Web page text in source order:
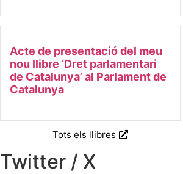
Acte de presentació del meu
nou llibre ‘Dret parlamentari
de Catalunya’ al Parlament de
Catalunya
Tots els llibres
Twitter / X